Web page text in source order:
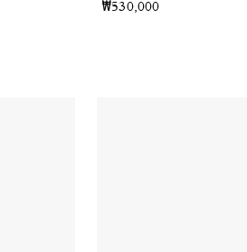
₩530,000